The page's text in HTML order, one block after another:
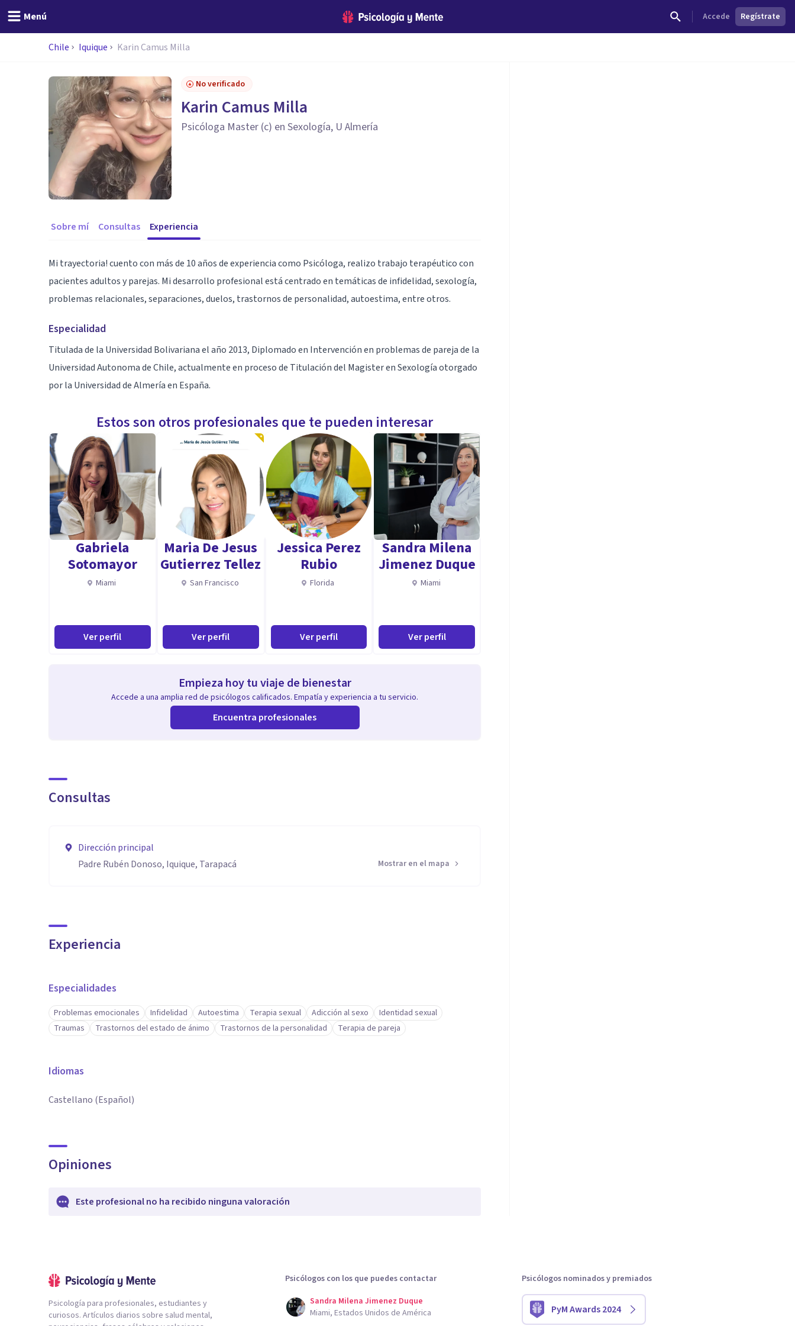
Menú Accede Regístrate
Chile Iquique Karin Camus Milla
No verificado
Karin Camus Milla
Psicóloga Master (c) en Sexología, U Almería
Sobre mí Consultas Experiencia
Mi trayectoria! cuento con más de 10 años de experiencia como Psicóloga, realizo trabajo terapéutico con
pacientes adultos y parejas. Mi desarrollo profesional está centrado en temáticas de infidelidad, sexología,
problemas relacionales, separaciones, duelos, trastornos de personalidad, autoestima, entre otros.
Especialidad
Titulada de la Universidad Bolivariana el año 2013, Diplomado en Intervención en problemas de pareja de la
Universidad Autonoma de Chile, actualmente en proceso de Titulación del Magister en Sexología otorgado
por la Universidad de Almería en España.
Estos son otros profesionales que te pueden interesar
Gabriela
Sotomayor
Miami
Ver perfil
Maria De Jesus
Gutierrez Tellez
San Francisco
Ver perfil
Jessica Perez
Rubio
Florida
Ver perfil
Sandra Milena
Jimenez Duque
Miami
Ver perfil
Empieza hoy tu viaje de bienestar
Accede a una amplia red de psicólogos calificados. Empatía y experiencia a tu servicio.
Encuentra profesionales
Consultas
Dirección principal
Padre Rubén Donoso, Iquique, Tarapacá
Mostrar en el mapa
Experiencia
Especialidades
Problemas emocionales Infidelidad Autoestima Terapia sexual Adicción al sexo
Identidad sexual
Traumas
Trastornos del estado de ánimo Trastornos de la personalidad Terapia de pareja
Idiomas
Castellano (Español)
Opiniones
Este profesional no ha recibido ninguna valoración
Psicología para profesionales, estudiantes y
curiosos. Artículos diarios sobre salud mental,
Psicólogos con los que puedes contactar
Sandra Milena Jimenez Duque
Miami, Estados Unidos de América
Psicólogos nominados y premiados
PyM Awards 2024